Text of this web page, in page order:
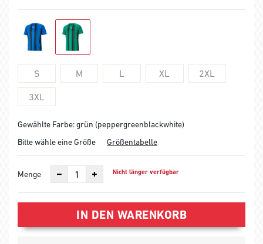
S M L XL 2XL
3XL
Gewählte Farbe: grün (peppergreenblackwhite)
Bitte wähle eine Größe
Größentabelle
Menge Nicht länger verfügbar
IN DEN WARENKORB